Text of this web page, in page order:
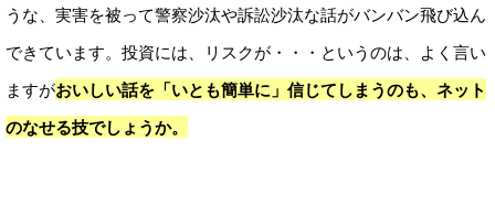
うな、実害を被って警察沙汰や訴訟沙汰な話がバンバン飛び込ん
できています。投資には、リスクが・・・というのは、よく言い
ますがおいしい話を「いとも簡単に」信じてしまうのも、ネット
のなせる技でしょうか。